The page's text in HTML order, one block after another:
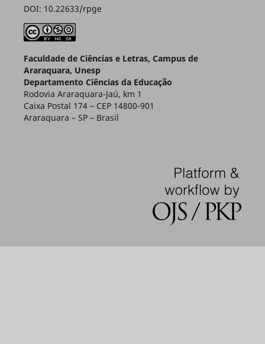
DOI: 10.22633/rpge
Faculdade de Ciências e Letras, Campus de
Araraquara, Unesp
Departamento Ciências da Educação
Rodovia Araraquara-Jaú, km 1
Caixa Postal 174 – CEP 14800-901
Araraquara – SP – Brasil